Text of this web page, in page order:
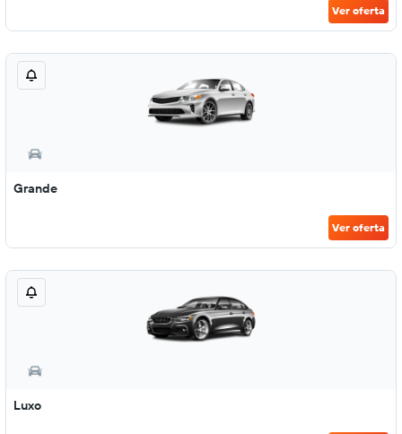
Ver oferta
Grande
Ver oferta
Luxo